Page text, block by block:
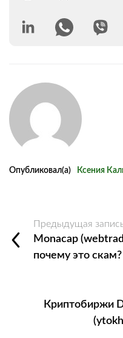
Опубликовал(а) Ксения
Предыдущая
Monacap
почему это скам?
Криптобиржи